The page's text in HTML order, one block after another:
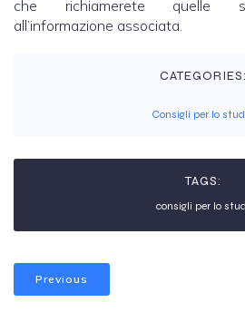
che richiamerete quelle
all’informazione associata.
CATEGORIES:
Consigli per lo
TAGS:
consigli per lo
Previous